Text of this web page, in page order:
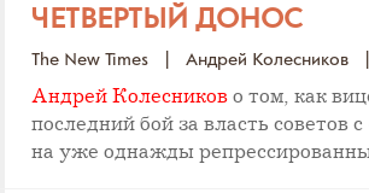
ЧЕТВЕРТЫЙ ДОНОС
The New Times Андрей Колесников
Андрей Колесников о том, как
последний бой за власть советов
на уже однажды